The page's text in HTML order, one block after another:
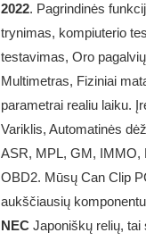
2022. Pagrindinės
trynimas, kompiuterio
testavimas, Oro
Multimetras, Fiziniai
parametrai realiu laiku.
Variklis, Automatinės
ASR, MPL, GM, IMMO,
OBD2. Mūsų Can Clip
aukščiausių
NECJaponiškų relių, tai